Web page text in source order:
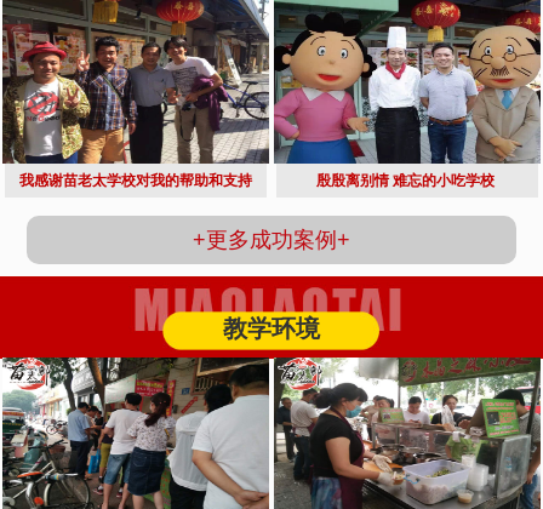
我感谢苗老太学校对我的帮助和支持 殷殷离别情 难忘的小吃学校
+更多成功案例+
教学环境